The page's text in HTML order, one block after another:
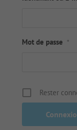
Mot de passe *
Rester